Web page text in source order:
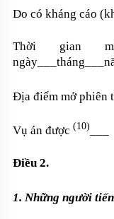
Do có kháng cáo
Thời gian
Địa điểm mở phiên
Vụ án được (10)
Điều 2.
1. Những người